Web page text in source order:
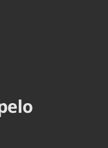
Brasil Mineral
Ciência & Tecnologia